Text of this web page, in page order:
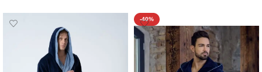
-40%